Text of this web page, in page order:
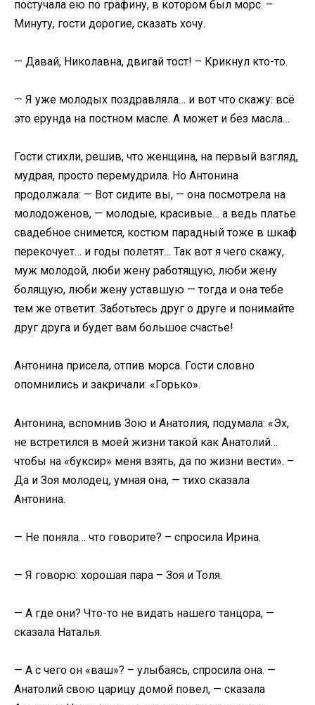
постучала ею по графину, в котором был морс. –
Минуту, гости дорогие, сказать хочу.
— Давай, Николавна, двигай тост! – Крикнул кто-то.
— Я уже молодых поздравляла… и вот что скажу: всё
это ерунда на постном масле. А может и без масла…
Гости стихли, решив, что женщина, на первый взгляд,
мудрая, просто перемудрила. Но Антонина
продолжала: — Вот сидите вы, — она посмотрела на
молодоженов, — молодые, красивые… а ведь платье
свадебное снимется, костюм парадный тоже в шкаф
перекочует… и годы полетят… Так вот я чего скажу,
муж молодой, люби жену работящую, люби жену
болящую, люби жену уставшую — тогда и она тебе
тем же ответит. Заботьтесь друг о друге и понимайте
друг друга и будет вам большое счастье!
Антонина присела, отпив морса. Гости словно
опомнились и закричали: «Горько».
Антонина, вспомнив Зою и Анатолия, подумала: «Эх,
не встретился в моей жизни такой как Анатолий…
чтобы на «буксир» меня взять, да по жизни вести». –
Да и Зоя молодец, умная она, — тихо сказала
Антонина.
— Не поняла… что говорите? – спросила Ирина.
— Я говорю: хорошая пара – Зоя и Толя.
— А где они? Что-то не видать нашего танцора, —
сказала Наталья.
— А с чего он «ваш»? – улыбаясь, спросила она. —
Анатолий свою царицу домой повел, — сказала